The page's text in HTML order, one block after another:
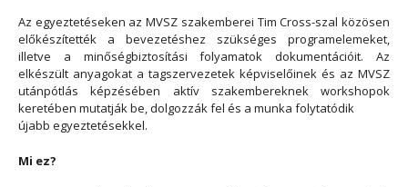
Az egyeztetéseken az MVSZ szakemberei Tim Cross-szal közösen
előkészítették a bevezetéshez szükséges programelemeket,
illetve a minőségbiztosítási folyamatok dokumentációit. Az
elkészült anyagokat a tagszervezetek képviselőinek és az MVSZ
utánpótlás képzésében aktív szakembereknek workshopok
keretében mutatják be, dolgozzák fel és a munka folytatódik
újabb egyeztetésekkel.
Mi ez?